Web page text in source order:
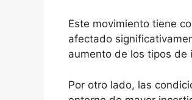
Este movimiento tiene
afectado
aumento de los tipos de
Por otro lado, las